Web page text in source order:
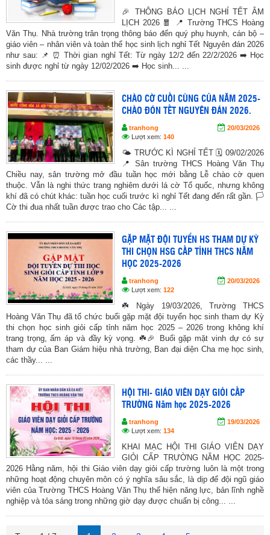
🎉 THÔNG BÁO LỊCH NGHỈ TẾT ÂM
LỊCH 2026 🧧 📍 Trường THCS Hoàng
Văn Thụ. Nhà trường trân trọng thông báo đến quý phụ huynh, cán bộ –
giáo viên – nhân viên và toàn thể học sinh lịch nghỉ Tết Nguyên đán 2026
như sau: 📌 ⏰ Thời gian nghỉ Tết: Từ ngày 12/2 đến 22/2/2026 ➡️ Học
sinh được nghỉ từ ngày 12/02/2026 ➡️ Học sinh... ...
CHÀO CỜ CUỐI CÙNG CỦA NĂM 2025-
CHÀO ĐÓN TẾT NGUYÊN ĐÁN 2026.
tranhong
20/03/2026
Lượt xem: 140
🌤 TRƯỚC KÌ NGHỈ TẾT 🗓 09/02/2026
📍 Sân trường THCS Hoàng Văn Thụ
Chiều nay, sân trường mở đầu tuần học mới bằng Lễ chào cờ quen
thuộc. Vẫn là nghi thức trang nghiêm dưới lá cờ Tổ quốc, nhưng không
khí đã có chút khác: tuần học cuối trước kì nghỉ Tết đang đến rất gần. 🏳️
Cờ thi đua nhất tuần được trao cho Các tập... ...
GẶP MẶT ĐỘI TUYỂN HS THAM DỰ KỲ
THI CHỌN HSG CẤP TỈNH THCS NĂM
HỌC 2025-2026
tranhong
20/03/2026
Lượt xem: 122
☘️ Ngày 19/03/2026, Trường THCS
Hoàng Văn Thụ đã tổ chức buổi gặp mặt đội tuyển học sinh tham dự Kỳ
thi chọn học sinh giỏi cấp tỉnh năm học 2025 – 2026 trong không khí
trang trọng, ấm áp và đầy kỳ vọng. ☘️🎉 Buổi gặp mặt vinh dự có sự
tham dự của Ban Giám hiệu nhà trường, Ban đại diện Cha mẹ học sinh,
các thầy... ...
HỘI THI- GIÁO VIÊN DẠY GIỎI CẤP
TRƯỜNG Năm học 2025-2026
tranhong
19/03/2026
Lượt xem: 134
KHAI MẠC HỘI THI GIÁO VIÊN DẠY
GIỎI CẤP TRƯỜNG NĂM HỌC 2025-
2026 Hằng năm, hội thi Giáo viên dạy giỏi cấp trường luôn là một trong
những hoạt động chuyên môn có ý nghĩa sâu sắc, là dịp để đội ngũ giáo
viên của Trường THCS Hoàng Văn Thụ thể hiện năng lực, bản lĩnh nghề
nghiệp và tỏa sáng trong những giờ dạy được chuẩn bị công... ...